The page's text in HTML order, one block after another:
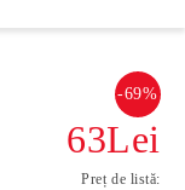
-69%
63Lei
Preț de listă: